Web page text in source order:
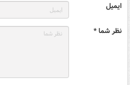
ایمیل
نظر شما *